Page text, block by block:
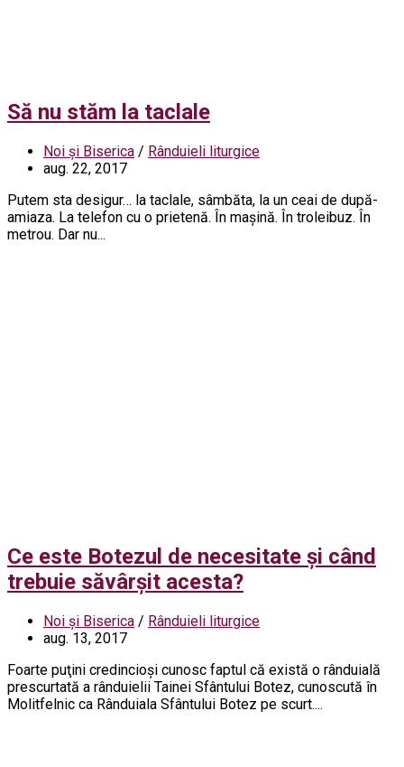
Să nu stăm la taclale
Noi și Biserica / Rânduieli liturgice
aug. 22, 2017
Putem sta desigur… la taclale, sâmbăta, la un ceai de după-
amiaza. La telefon cu o prietenă. În mașină. În troleibuz. În
metrou. Dar nu...
Ce este Botezul de necesitate şi când
trebuie săvârşit acesta?
Noi și Biserica / Rânduieli liturgice
aug. 13, 2017
Foarte puţini credincioşi cunosc faptul că există o rânduială
prescurtată a rânduielii Tainei Sfântului Botez, cunoscută în
Molitfelnic ca Rânduiala Sfântului Botez pe scurt....